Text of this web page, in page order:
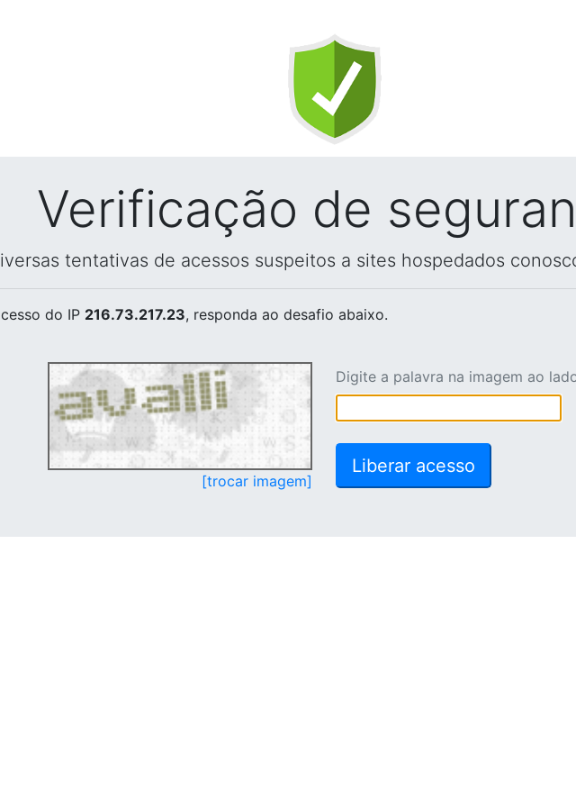
Verificação de
tentativas de acessos suspeitos a sites hospedados
do IP 216.73.217.23, responda ao desafio abaixo.
[trocar imagem]
Digite a palavra na imagem ao